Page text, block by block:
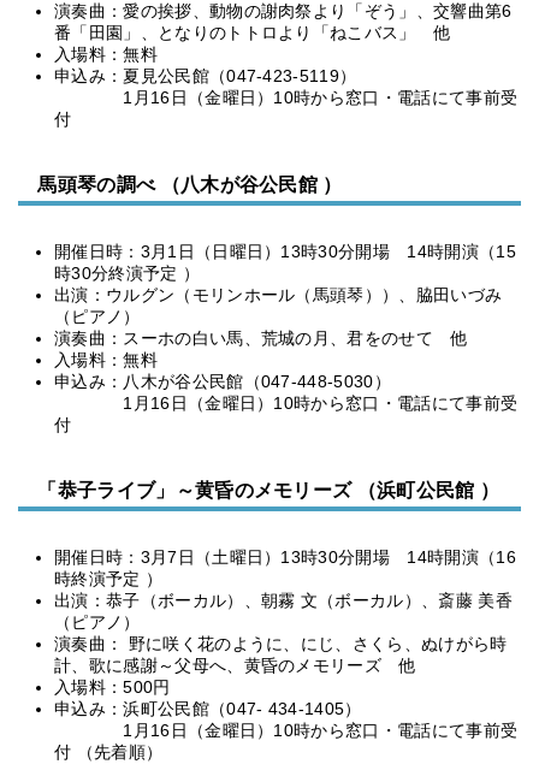
演奏曲：愛の挨拶、動物の謝肉祭より「ぞう」、交響曲第6
番「田園」、となりのトトロより「ねこバス」 他
入場料：無料
申込み：夏見公民館（047-423-5119）
1月16日（金曜日）10時から窓口・電話にて事前受
付
馬頭琴の調べ （八木が谷公民館 ）
開催日時：3月1日（日曜日）13時30分開場 14時開演（15
時30分終演予定 ）
出演：ウルグン（モリンホール（馬頭琴））、脇田いづみ
（ピアノ）
演奏曲：スーホの白い馬、荒城の月、君をのせて 他
入場料：無料
申込み：八木が谷公民館（047-448-5030）
1月16日（金曜日）10時から窓口・電話にて事前受
付
「恭子ライブ」～黄昏のメモリーズ （浜町公民館 ）
開催日時：3月7日（土曜日）13時30分開場 14時開演（16
時終演予定 ）
出演：恭子（ボーカル）、朝霧 文（ボーカル）、斎藤 美香
（ピアノ）
演奏曲： 野に咲く花のように、にじ、さくら、ぬけがら時
計、歌に感謝～父母へ、黄昏のメモリーズ 他
入場料：500円
申込み：浜町公民館（047- 434-1405）
1月16日（金曜日）10時から窓口・電話にて事前受
付 （先着順）